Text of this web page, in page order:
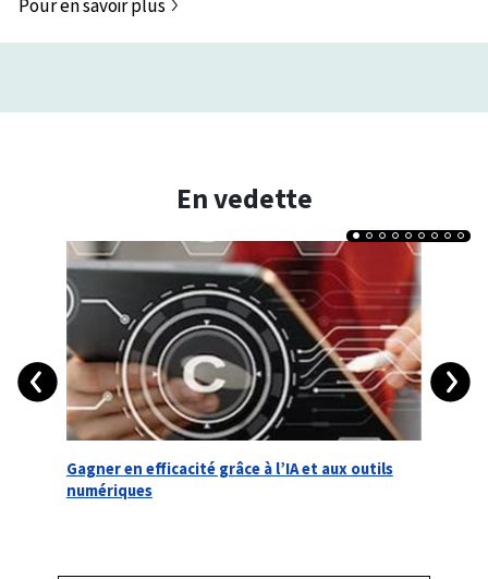
Pour en savoir plus
En vedette
Gagner en efficacité grâce à l’IA et aux outils
numériques